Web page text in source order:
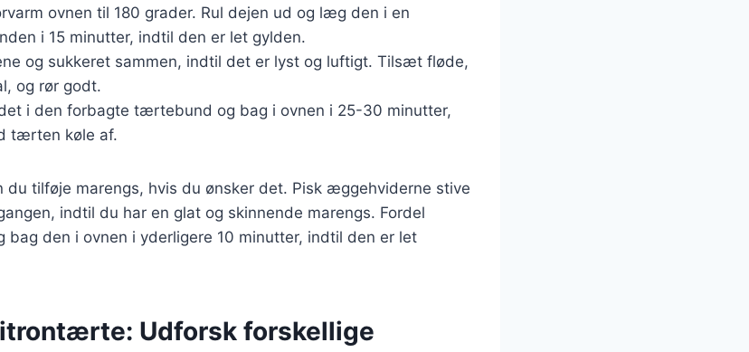
ovnen til 180 grader. Rul dejen ud og læg den i en
i 15 minutter, indtil den er let gylden.
og sukkeret sammen, indtil det er lyst og luftigt. Tilsæt fløde,
og rør godt.
i den forbagte tærtebund og bag i ovnen i 25-30 minutter,
tærten køle af.
tilføje marengs, hvis du ønsker det. Pisk æggehviderne stive
indtil du har en glat og skinnende marengs. Fordel
den i ovnen i yderligere 10 minutter, indtil den er let
Udforsk forskellige